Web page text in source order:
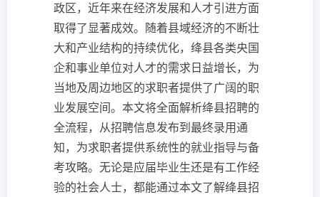
政区，近年来在经济发展和人才引进方面
取得了显著成效。随着县域经济的不断壮
大和产业结构的持续优化，绛县各类央国
企和事业单位对人才的需求日益增长，为
当地及周边地区的求职者提供了广阔的职
业发展空间。本文将全面解析绛县招聘的
全流程，从招聘信息发布到最终录用通
知，为求职者提供系统性的就业指导与备
考攻略。无论是应届毕业生还是有工作经
验的社会人士，都能通过本文了解绛县招